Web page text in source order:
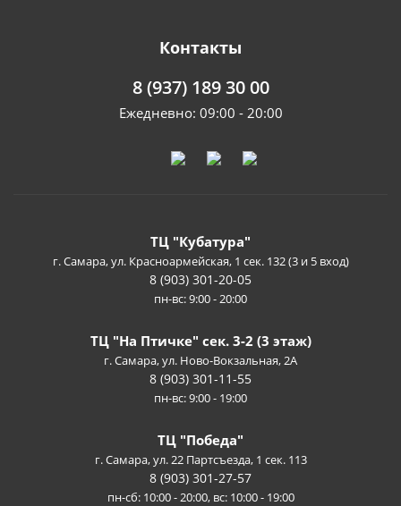
Контакты
8 (937) 189 30 00
Ежедневно: 09:00 - 20:00
ТЦ "Кубатура"
г. Самара, ул. Красноармейская, 1 сек. 132 (3 и 5 вход)
8 (903) 301-20-05
пн-вс: 9:00 - 20:00
ТЦ "На Птичке" сек. 3-2 (3 этаж)
г. Самара, ул. Ново-Вокзальная, 2А
8 (903) 301-11-55
пн-вс: 9:00 - 19:00
ТЦ "Победа"
г. Самара, ул. 22 Партсъезда, 1 сек. 113
8 (903) 301-27-57
пн-сб: 10:00 - 20:00, вс: 10:00 - 19:00